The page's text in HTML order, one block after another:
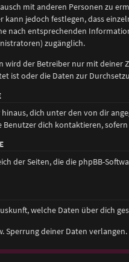
mit anderen Personen zu
kann jedoch festlegen, dass
nach entsprechenden
zugänglich.
wird der Betreiber nur mit deiner
ist oder die Daten zur
dich unter den von dir
dich kontaktieren,
der Seiten, die die phpBB-
welche Daten über dich
Sperrung deiner Daten